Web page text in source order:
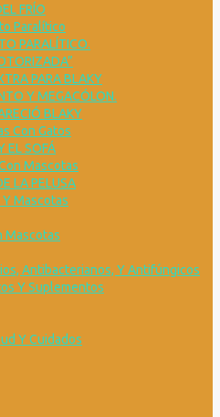
FRÍO
Paralítico
PARALÍTICO.
PARA BLAKY
Y MEGACÓLON.
BLAKY
Con Gatos
EL SOFÁ
Mascotas
LA PELUSA
Mascotas
Mascotas
Antibacterianos, Y Antifúngicos
Y Suplementos
Y Cuidados